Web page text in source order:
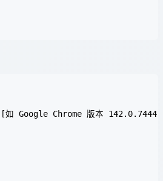
[如 Google Chrome 版本